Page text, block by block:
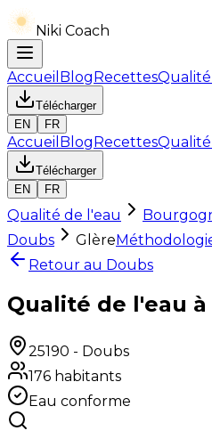
Niki Coach
Accueil BlogRecettes
Télécharger
EN
FR
Accueil BlogRecettes
Télécharger
EN
FR
Qualité de l'eau
Doubs
Glère
Retour au Doubs
Qualité de l'eau à
25190 - Doubs
176 habitants
Eau conforme